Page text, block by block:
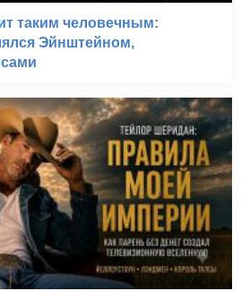
таким человечным:
Эйнштейном,